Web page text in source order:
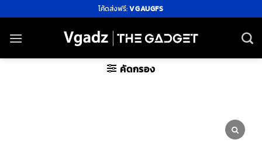
ไป
ยัง
โค้ดส่งฟรี:VGAUGFS
คัดกรอง